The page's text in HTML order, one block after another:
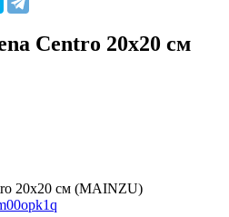
Centro 20x20 см
20x20 см (MAINZU)